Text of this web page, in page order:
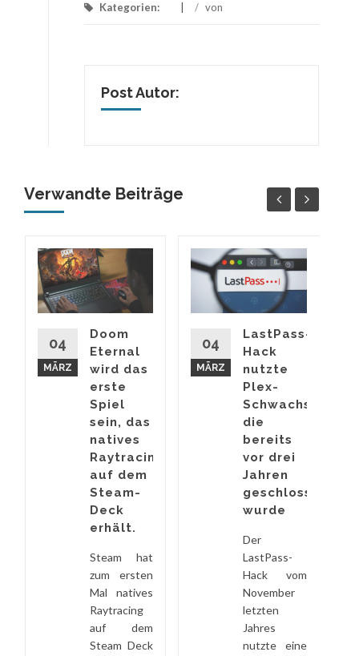
Kategorien: / von
Post Autor:
Verwandte Beiträge
04
MÄRZ
Doom
Eternal
wird das
erste
Spiel
sein, das
natives
Raytracing
auf dem
Steam-
Deck
erhält.
Steam hat
zum ersten
Mal natives
Raytracing
auf dem
Steam Deck
04
MÄRZ
LastPass-
Hack
nutzte
Plex-
Schwachstelle,
die
bereits
vor drei
Jahren
geschlossen
wurde
Der
LastPass-
Hack vom
November
letzten
Jahres
nutzte eine